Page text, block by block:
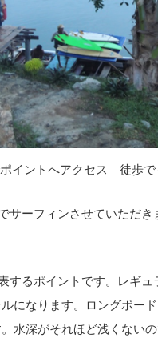
イントへアクセス 徒歩で
サーフィンさせていただ
るポイントです。レギ
になります。ロングボー
水深がそれほど浅くない